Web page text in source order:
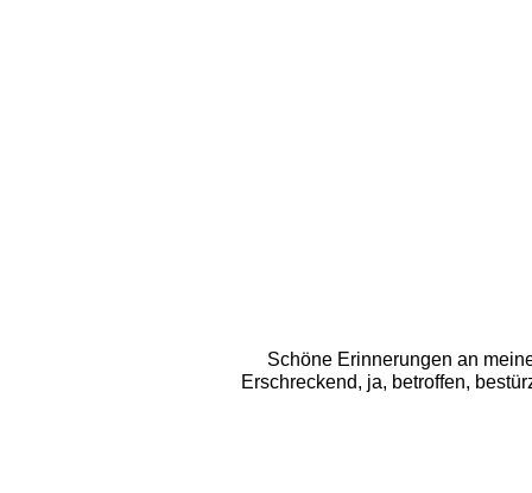
Schöne Erinnerungen an
Erschreckend, ja, betroffen,